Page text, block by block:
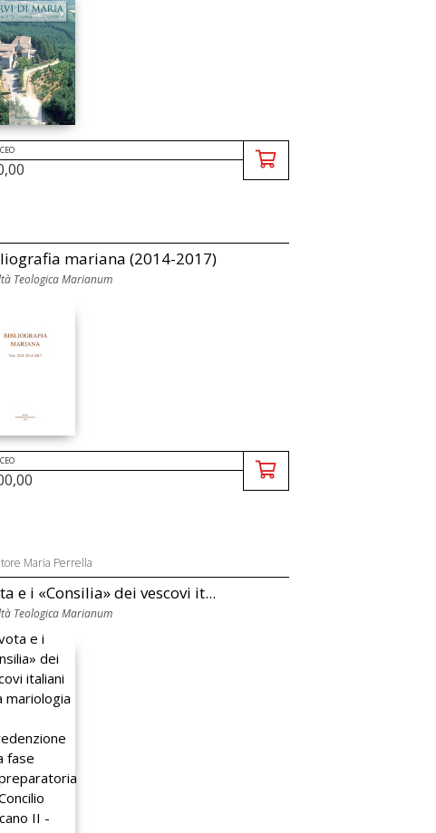
mariana (2014-2017)
Teologica Marianum
Maria Perrella
e i «Consilia» dei vescovi it...
Teologica Marianum